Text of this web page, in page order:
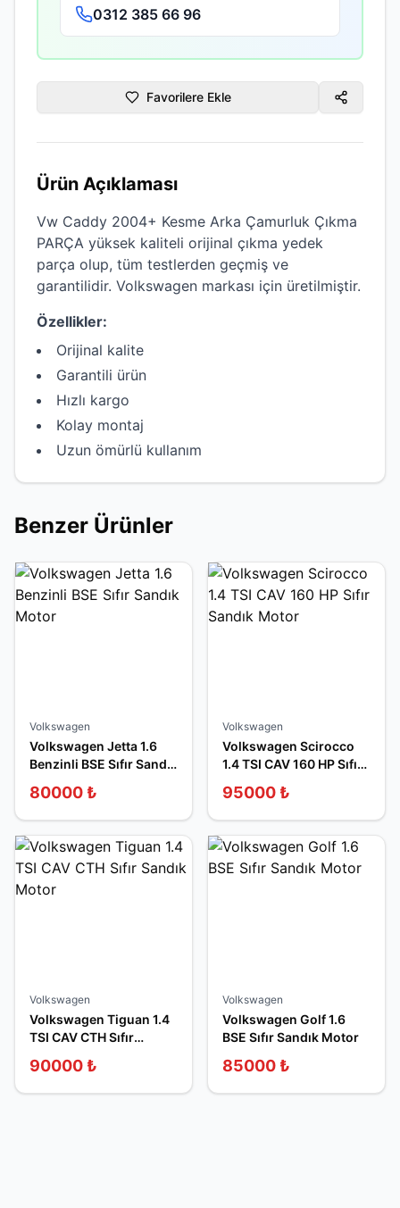
0312 385 66 96
Favorilere Ekle
Ürün Açıklaması
Vw Caddy 2004+ Kesme Arka Çamurluk Çıkma
PARÇA yüksek kaliteli orijinal çıkma yedek
parça olup, tüm testlerden geçmiş ve
garantilidir. Volkswagen markası için üretilmiştir.
Özellikler:
Orijinal kalite
Garantili ürün
Hızlı kargo
Kolay montaj
Uzun ömürlü kullanım
Benzer Ürünler
Volkswagen
Volkswagen Jetta 1.6
Benzinli BSE Sıfır Sandık
80000 ₺
Volkswagen
Volkswagen Scirocco
1.4 TSI CAV 160 HP Sıfır
95000 ₺
Volkswagen
Volkswagen Tiguan 1.4
TSI CAV CTH Sıfır
90000 ₺
Volkswagen
Volkswagen Golf 1.6
BSE Sıfır Sandık Motor
85000 ₺